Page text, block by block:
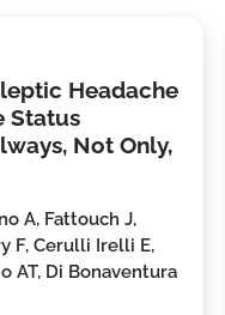
Headache
Status
Not Only,
A, Fattouch J,
F, Cerulli Irelli E,
AT, Di Bonaventura